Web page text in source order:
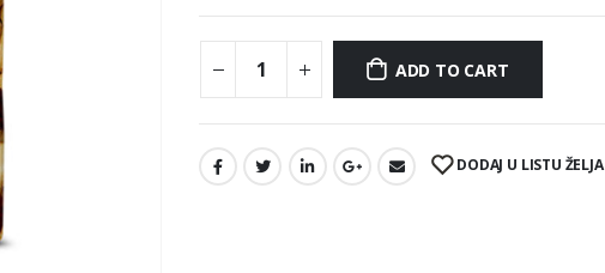
ADD TO CART
DODAJ U LISTU ŽELJA